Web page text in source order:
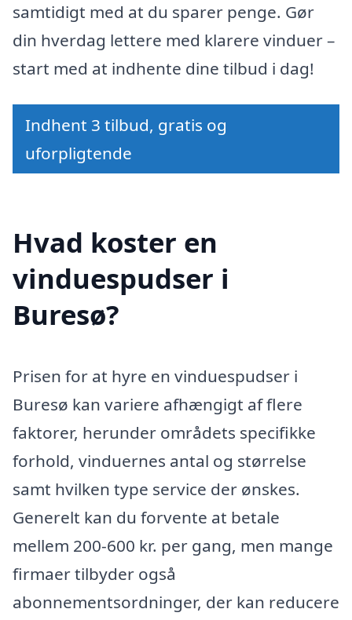
samtidigt med at du sparer penge. Gør
din hverdag lettere med klarere vinduer –
start med at indhente dine tilbud i dag!
Indhent 3 tilbud, gratis og
uforpligtende
Hvad koster en
vinduespudser i
Buresø?
Prisen for at hyre en vinduespudser i
Buresø kan variere afhængigt af flere
faktorer, herunder områdets specifikke
forhold, vinduernes antal og størrelse
samt hvilken type service der ønskes.
Generelt kan du forvente at betale
mellem 200-600 kr. per gang, men mange
firmaer tilbyder også
abonnementsordninger, der kan reducere